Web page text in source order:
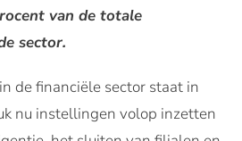
van de totale
sector.
de financiële sector staat in
nu instellingen volop inzetten